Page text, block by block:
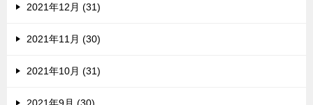
2021年12月 (31)
2021年11月 (30)
2021年10月 (31)